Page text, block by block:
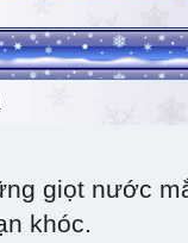
giọt nước
khóc.